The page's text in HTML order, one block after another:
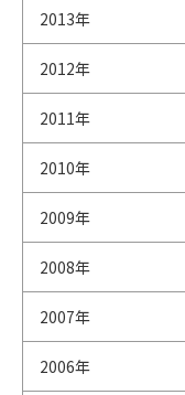
2013年
2012年
2011年
2010年
2009年
2008年
2007年
2006年